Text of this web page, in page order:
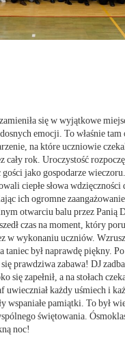
się w wyjątkowe
emocji. To właśnie tam
na które uczniowie
cały rok. Uroczystość
jako gospodarze
ciepłe słowa
ich ogromne
otwarciu balu przez Panią
czas na moment, który
w wykonaniu uczniów.
taniec był naprawdę piękny.
prawdziwa zabawa! DJ
się zapełnił, a na stołach
uwieczniał każdy uśmiech i
wspaniałe pamiątki. To był
świętowania.
noc!